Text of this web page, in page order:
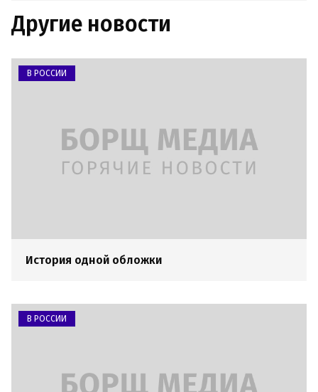
Другие новости
В РОССИИ
История одной обложки
В РОССИИ